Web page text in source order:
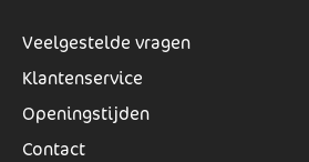
Veelgestelde vragen
Klantenservice
Openingstijden
Contact